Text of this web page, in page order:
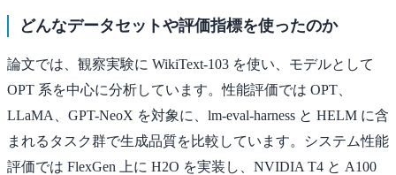
どんなデータセットや評価指標を使ったのか
論文では、観察実験に WikiText-103 を使い、モデルとして
OPT 系を中心に分析しています。性能評価では OPT、
LLaMA、GPT-NeoX を対象に、lm-eval-harness と HELM に含
まれるタスク群で生成品質を比較しています。システム性能
評価では FlexGen 上に H2O を実装し、NVIDIA T4 と A100